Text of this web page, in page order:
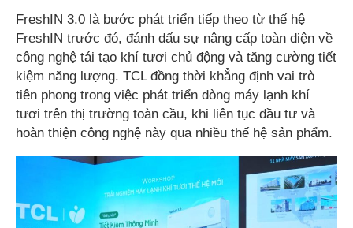
FreshIN 3.0 là bước phát triển tiếp theo từ thế hệ
FreshIN trước đó, đánh dấu sự nâng cấp toàn diện về
công nghệ tái tạo khí tươi chủ động và tăng cường tiết
kiệm năng lượng. TCL đồng thời khẳng định vai trò
tiên phong trong việc phát triển dòng máy lạnh khí
tươi trên thị trường toàn cầu, khi liên tục đầu tư và
hoàn thiện công nghệ này qua nhiều thế hệ sản phẩm.